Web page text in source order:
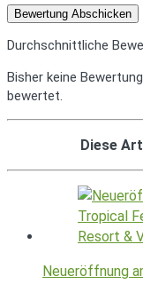
Bewertung Abschicken
Durchschnittliche
Bisher keine
bewertet.
Diese
Neueröffnung